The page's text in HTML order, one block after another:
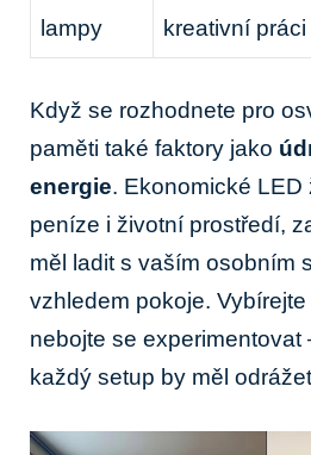
lampy
kreativní práci
Když se rozhodnete pro
paměti také faktory jako
energie. Ekonomické LED
peníze i životní prostředí,
měl ladit s vaším osobním
vzhledem pokoje.
nebojte se experimentovat
každý setup by měl